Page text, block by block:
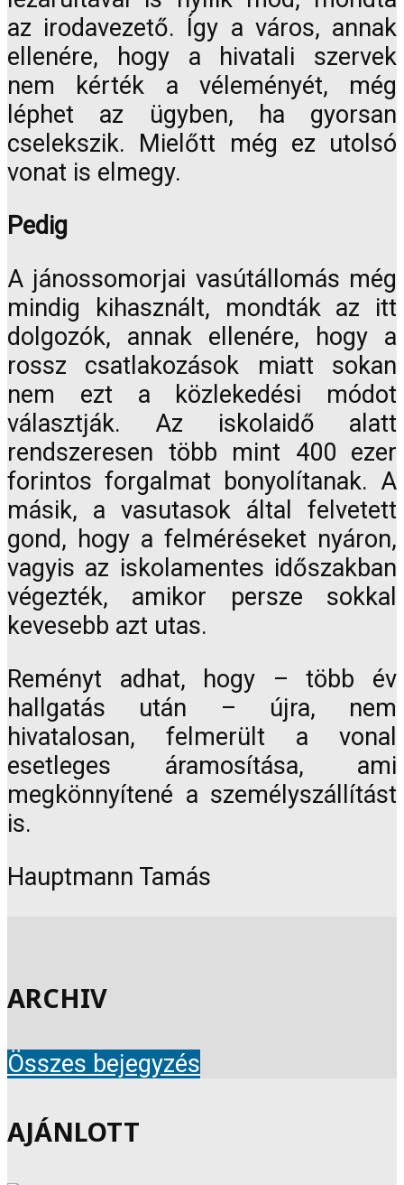
az irodavezető. Így a város, annak
ellenére, hogy a hivatali szervek
nem kérték a véleményét, még
léphet az ügyben, ha gyorsan
cselekszik. Mielőtt még ez utolsó
vonat is elmegy.
Pedig
A jánossomorjai vasútállomás még
mindig kihasznált, mondták az itt
dolgozók, annak ellenére, hogy a
rossz csatlakozások miatt sokan
nem ezt a közlekedési módot
választják. Az iskolaidő alatt
rendszeresen több mint 400 ezer
forintos forgalmat bonyolítanak. A
másik, a vasutasok által felvetett
gond, hogy a felméréseket nyáron,
vagyis az iskolamentes időszakban
végezték, amikor persze sokkal
kevesebb azt utas.
Reményt adhat, hogy – több év
hallgatás után – újra, nem
hivatalosan, felmerült a vonal
esetleges áramosítása, ami
megkönnyítené a személyszállítást
is.
Hauptmann Tamás
ARCHIV
Összes bejegyzés
AJÁNLOTT